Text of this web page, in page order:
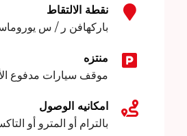
نقطة الالتقاط
باركهافن ر / س
منتزه
موقف سيارات مدفوع
امكانيه الوصول
بالترام أو المترو أو